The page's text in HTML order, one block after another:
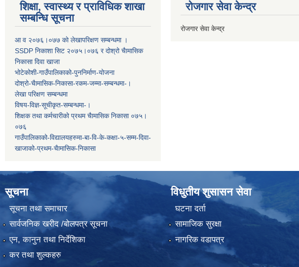
शिक्षा, स्वास्थ्य र प्राविधिक शाखा
सम्बन्धि सूचना
आ व २०७६।०७७ काे लेखापरिक्षण सम्बन्धमा ।
SSDP निकाशा सिट २०७५।०७६ र दोश्रो चैामासिक
निकासा दिवा खाजा
भोटेकोशी-गाउँपालिकाको-पुननिर्माण-योजना
दोश्रो-चैामासिक-निकासा-रकम-जम्मा-सम्बन्धमा-।
लेखा परिक्षण सम्बन्धमा
विषय-विज्ञ-सूचीकृत-सम्बन्धमा-।
शिक्षक तथा कर्मचारीको प्रथम च‌ैामासिक निकासा ०७५।
०७६
गाउँपालिकाको-विद्यालयहरुमा-बा-वि-के-कक्षा-५-सम्म-दिवा-
खाजाको-प्रथम-चैामासिक-निकासा
रोजगार सेवा केन्द्र
रोजगार सेवा केन्द्र
सूचना
सूचना तथा समाचार
सार्वजनिक खरीद /बोलपत्र सूचना
एन, कानुन तथा निर्देशिका
कर तथा शुल्कहरु
विधुतीय शुसासन सेवा
घटना दर्ता
सामाजिक सुरक्षा
नागरिक वडापत्र